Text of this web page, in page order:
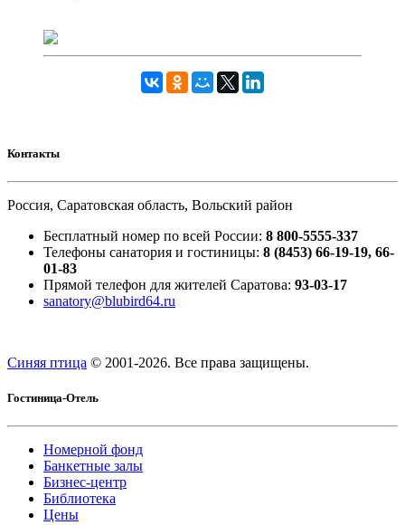
Контакты
Россия, Саратовская область, Вольский район
Бесплатный номер по всей России: 8 800-5555-337
Телефоны санатория и гостиницы: 8 (8453) 66-19-19, 66-
01-83
Прямой телефон для жителей Саратова: 93-03-17
sanatory@blubird64.ru
Синяя птица © 2001-2026. Все права защищены.
Гостиница-Отель
Номерной фонд
Банкетные залы
Бизнес-центр
Библиотека
Цены